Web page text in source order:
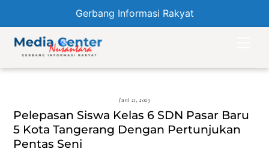
Gerbang Informasi Rakyat
content
Juni 21, 2023
Pelepasan Siswa Kelas 6 SDN Pasar Baru
5 Kota Tangerang Dengan Pertunjukan
Pentas Seni